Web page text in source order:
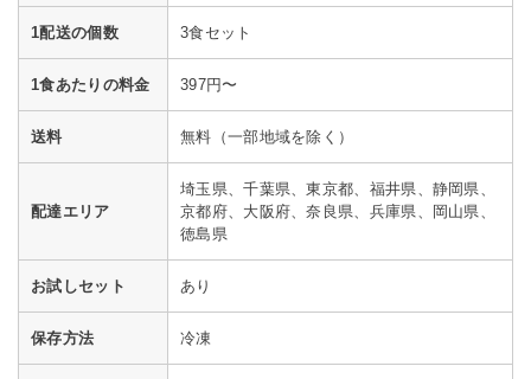
1配送の個数 3食セット
1食あたりの料金 397円〜
送料 無料（一部地域を除く）
配達エリア
埼玉県、千葉県、東京都、福井県、静岡県、
京都府、大阪府、奈良県、兵庫県、岡山県、
徳島県
お試しセット あり
保存方法 冷凍